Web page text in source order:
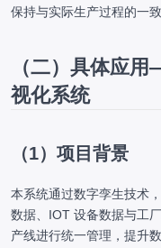
保持与实际生产过程的一
（二）具体应
视化系统
（1）项目背景
本系统通过数字孪生技术
数据、IOT 设备数据与工
产线进行统一管理，提升